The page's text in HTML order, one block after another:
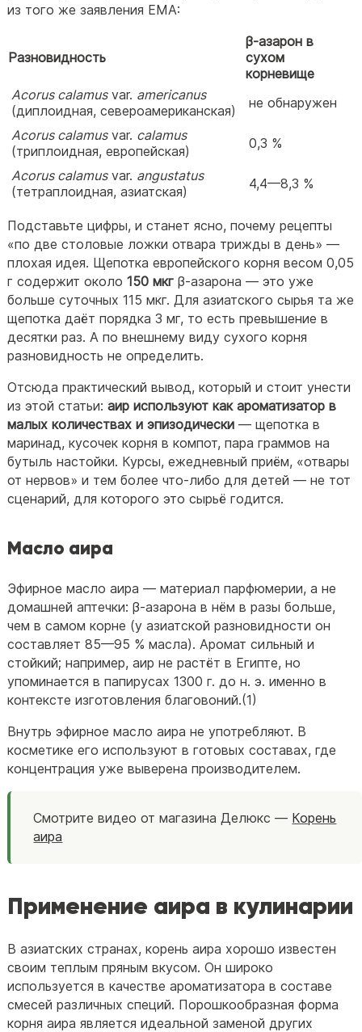
из того же заявления EMA:
Разновидность
β-азарон в
сухом
корневище
Acorus calamusvar. americanus
(диплоидная, североамериканская)
не обнаружен
Acorus calamusvar. calamus
(триплоидная, европейская)
0,3 %
Acorus calamusvar. angustatus
(тетраплоидная, азиатская)
4,4—8,3 %
Подставьте цифры, и станет ясно, почему рецепты
«по две столовые ложки отвара трижды в день» —
плохая идея. Щепотка европейского корня весом 0,05
г содержит около150 мкг β-азарона — это уже
больше суточных 115 мкг. Для азиатского сырья та же
щепотка даёт порядка 3 мг, то есть превышение в
десятки раз. А по внешнему виду сухого корня
разновидность не определить.
Отсюда практический вывод, который и стоит унести
из этой статьи:аир используют как ароматизатор в
малых количествах и эпизодически — щепотка в
маринад, кусочек корня в компот, пара граммов на
бутыль настойки. Курсы, ежедневный приём, «отвары
от нервов» и тем более что-либо для детей — не тот
сценарий, для которого это сырьё годится.
Масло аира
Эфирное масло аира — материал парфюмерии, а не
домашней аптечки: β-азарона в нём в разы больше,
чем в самом корне (у азиатской разновидности он
составляет 85—95 % масла). Аромат сильный и
стойкий; например, аир не растёт в Египте, но
упоминается в папирусах 1300 г. до н. э. именно в
контексте изготовления благовоний.(1)
Внутрь эфирное масло аира не употребляют. В
косметике его используют в готовых составах, где
концентрация уже выверена производителем.
Смотрите видео от магазина Делюкс — Корень
аира
Применение аира в кулинарии
В азиатских странах, корень аира хорошо известен
своим теплым пряным вкусом. Он широко
используется в качестве ароматизатора в составе
смесей различных специй. Порошкообразная форма
корня аира является идеальной заменой других